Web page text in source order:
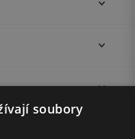
soubory